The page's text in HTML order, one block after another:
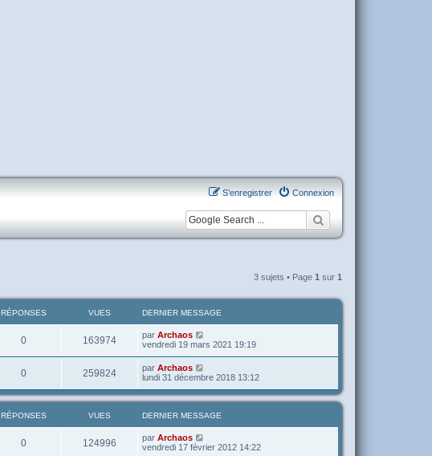
Connexion
S’enregistrer
3 sujets • Page 1 sur 1
RÉPONSES VUES DERNIER MESSAGE
0 163974 par Archaos
vendredi 19 mars 2021 19:19
0 259824 par Archaos
lundi 31 décembre 2018 13:12
RÉPONSES VUES DERNIER MESSAGE
0 124996 par Archaos
vendredi 17 février 2012 14:22